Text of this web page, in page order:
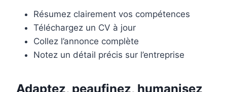
Résumez clairement vos compétences
Téléchargez un CV à jour
Collez l’annonce complète
Notez un détail précis sur l’entreprise
Adaptez, peaufinez, humanisez